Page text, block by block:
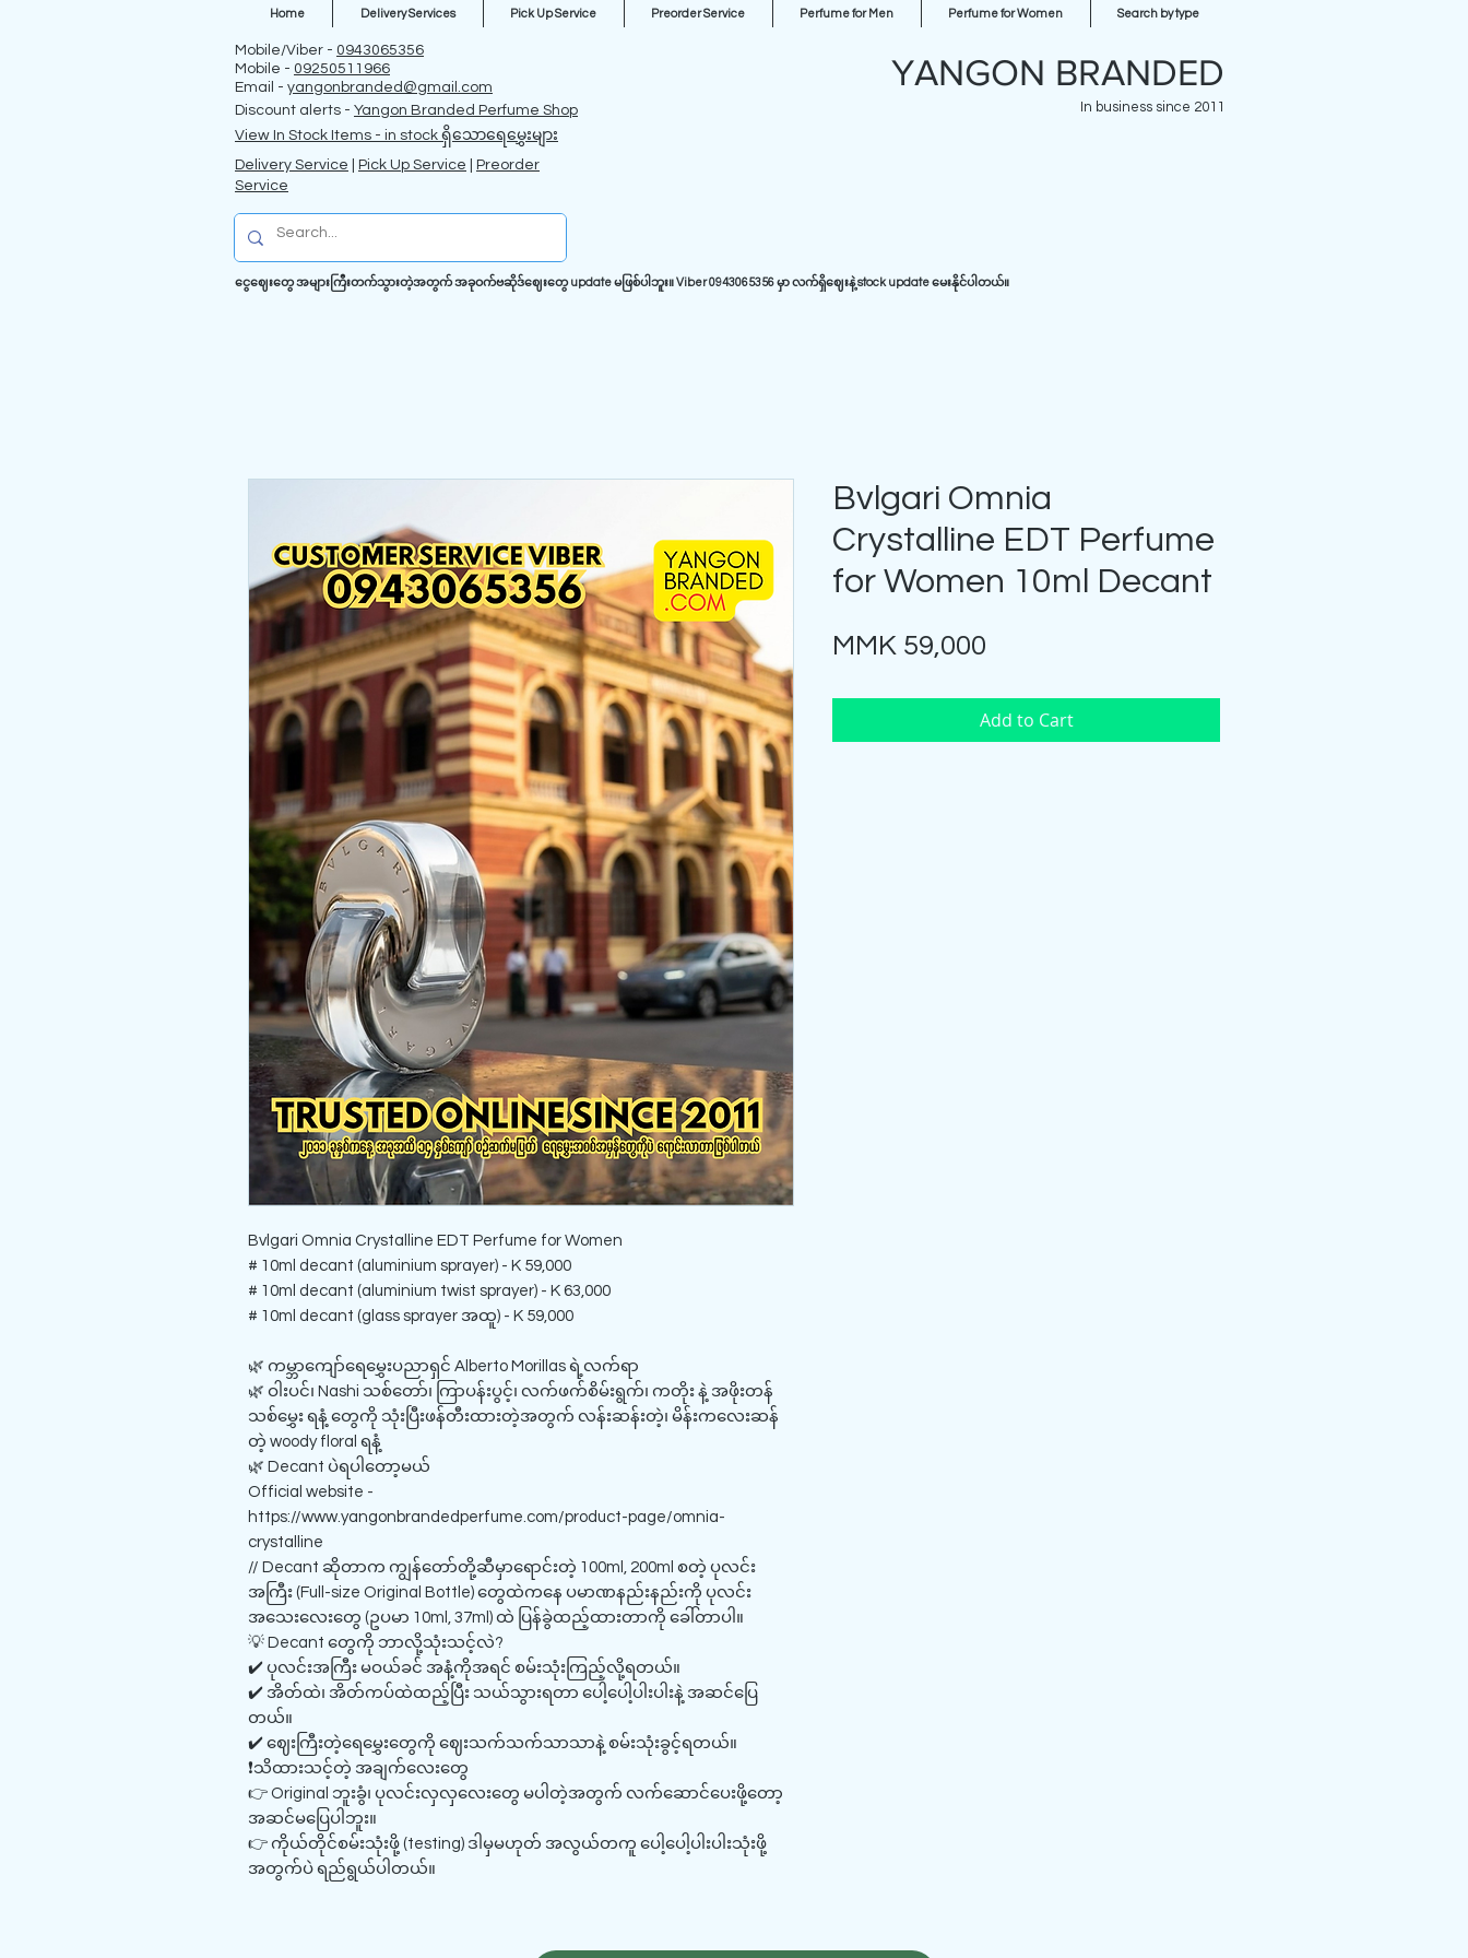
Home Delivery Services Pick Up Service Preorder Service Perfume for Men Perfume for Women Search by type
Mobile/Viber - 0943065356
Mobile - 09250511966
Email - yangonbranded@gmail.com
Discount alerts - Yangon Branded Perfume Shop
View In Stock Items - in stock ရှိသောရေမွှေးများ
Delivery Service
Pick Up Service
Preorder
Service
YANGON BRANDED
In business since 2011
ငွေဈေးတွေ အများကြီးတက်သွားတဲ့အတွက် အခုဝက်ဗဆိုဒ်ဈေးတွေ update မဖြစ်ပါဘူး။ Viber 0943065356 မှာ လက်ရှိဈေးနဲ့ stock update မေးနိုင်ပါတယ်။
Bvlgari Omnia Crystalline EDT Perfume for Women
# 10ml decant (aluminium sprayer) - K 59,000
# 10ml decant (aluminium twist sprayer) - K 63,000
# 10ml decant (glass sprayer အထူ) - K 59,000
🌿 ကမ္ဘာကျော်ရေမွှေးပညာရှင် Alberto Morillas ရဲ့လက်ရာ
🌿 ဝါးပင်၊ Nashi သစ်တော်၊ ကြာပန်းပွင့်၊ လက်ဖက်စိမ်းရွက်၊ ကတိုး နဲ့ အဖိုးတန်
သစ်မွှေး ရနံ့ တွေကို သုံးပြီးဖန်တီးထားတဲ့အတွက် လန်းဆန်းတဲ့၊ မိန်းကလေးဆန်
တဲ့ woody floral ရနံ့
🌿 Decant ပဲရပါတော့မယ်
Official website -
https://www.yangonbrandedperfume.com/product-page/omnia-
crystalline
// Decant ဆိုတာက ကျွန်တော်တို့ဆီမှာရောင်းတဲ့ 100ml, 200ml စတဲ့ ပုလင်း
အကြီး (Full-size Original Bottle) တွေထဲကနေ ပမာဏနည်းနည်းကို ပုလင်း
အသေးလေးတွေ (ဥပမာ 10ml, 37ml) ထဲ ပြန်ခွဲထည့်ထားတာကို ခေါ်တာပါ။
💡 Decant တွေကို ဘာလို့သုံးသင့်လဲ?
✔️ ပုလင်းအကြီး မဝယ်ခင် အနံ့ကိုအရင် စမ်းသုံးကြည့်လို့ရတယ်။
✔️ အိတ်ထဲ၊ အိတ်ကပ်ထဲထည့်ပြီး သယ်သွားရတာ ပေါ့ပေါ့ပါးပါးနဲ့ အဆင်ပြေ
တယ်။
✔️ ဈေးကြီးတဲ့ရေမွှေးတွေကို ဈေးသက်သက်သာသာနဲ့ စမ်းသုံးခွင့်ရတယ်။
❗သိထားသင့်တဲ့ အချက်လေးတွေ
👉 Original ဘူးခွံ၊ ပုလင်းလှလှလေးတွေ မပါတဲ့အတွက် လက်ဆောင်ပေးဖို့တော့
အဆင်မပြေပါဘူး။
👉 ကိုယ်တိုင်စမ်းသုံးဖို့ (testing) ဒါမှမဟုတ် အလွယ်တကူ ပေါ့ပေါ့ပါးပါးသုံးဖို့
အတွက်ပဲ ရည်ရွယ်ပါတယ်။
Bvlgari Omnia
Crystalline EDT Perfume
for Women 10ml Decant
MMK 59,000
Add to Cart